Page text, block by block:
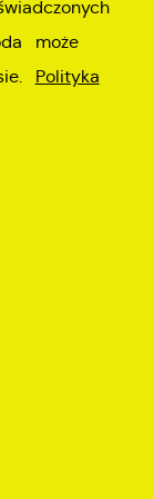
może
Polityka